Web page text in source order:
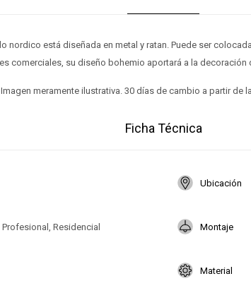
nordico está diseñada en metal y ratan. Puede ser
comerciales, su diseño bohemio aportará a la decoración
Imagen meramente ilustrativa. 30 días de cambio a partir de
Ficha Técnica
Ubicación
Profesional, Residencial Montaje
Material